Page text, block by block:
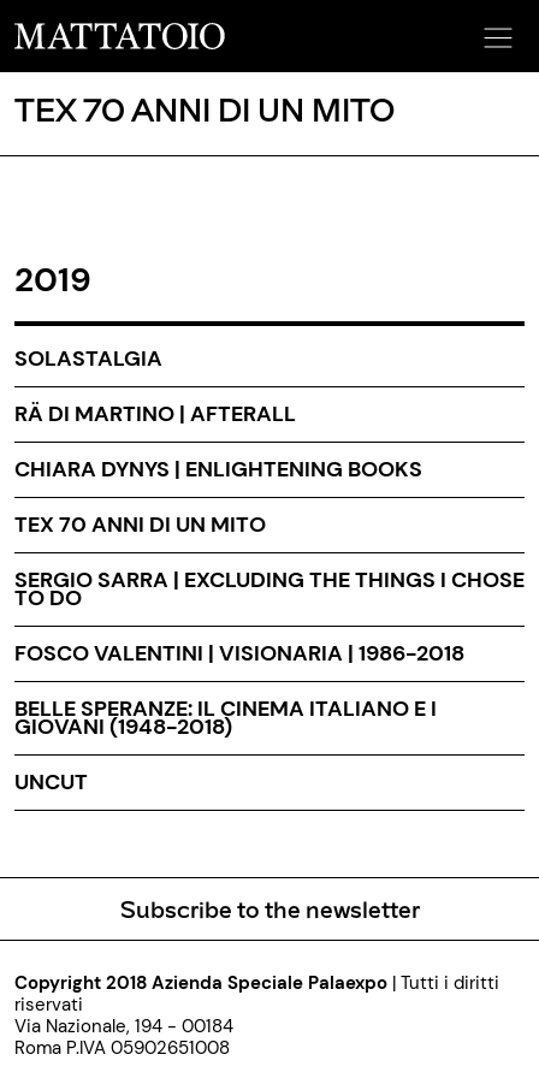
TEX 70 ANNI DI UN MITO
2019
SOLASTALGIA
RÄ DI MARTINO | AFTERALL
CHIARA DYNYS | ENLIGHTENING BOOKS
TEX 70 ANNI DI UN MITO
SERGIO SARRA | EXCLUDING THE THINGS I CHOSE
TO DO
FOSCO VALENTINI | VISIONARIA | 1986-2018
BELLE SPERANZE: IL CINEMA ITALIANO E I
GIOVANI (1948-2018)
UNCUT
Subscribe to the newsletter
Copyright 2018 Azienda Speciale Palaexpo | Tutti i diritti
riservati
Via Nazionale, 194 - 00184
Roma P.IVA 05902651008